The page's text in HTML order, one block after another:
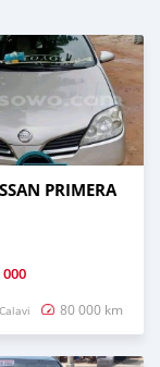
PRIMERA
000
80 000 km